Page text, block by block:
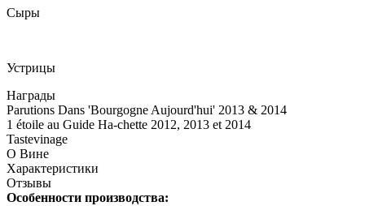
Сыры
Устрицы
Награды
Parutions Dans 'Bourgogne Aujourd'hui' 2013 & 2014
1 étoile au Guide Ha-chette 2012, 2013 et 2014
Tastevinage
О Вине
Характеристики
Отзывы
Особенности производства: